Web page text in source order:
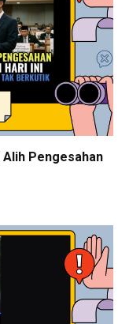
Alih Pengesahan